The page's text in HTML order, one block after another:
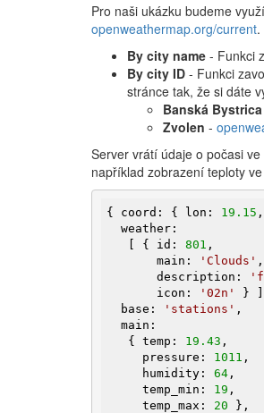
Pro naši ukázku budeme
openweathermap.org/current.
By city name - Funkci
By city ID - Funkci
stránce tak, že si dáte
Banská Bystrica
Zvolen -
Server vrátí údaje o počasi
například zobrazení teploty
{ coord: { lon: 19.15
   [ { id:
801 ,
       main:
'Clouds' ,
       description:
       icon:
'02n'
}
  base:
'stations' ,
   { temp:
19.43 ,
     pressure:
1011 ,
     humidity:
64 ,
     temp_min:
19 ,
     temp_max:
20 },